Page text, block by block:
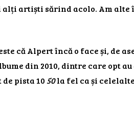
alți artiști sărind acolo. Am
că Alpert încă o face și, de
din 2010, dintre care opt au
pista 1050la fel ca și